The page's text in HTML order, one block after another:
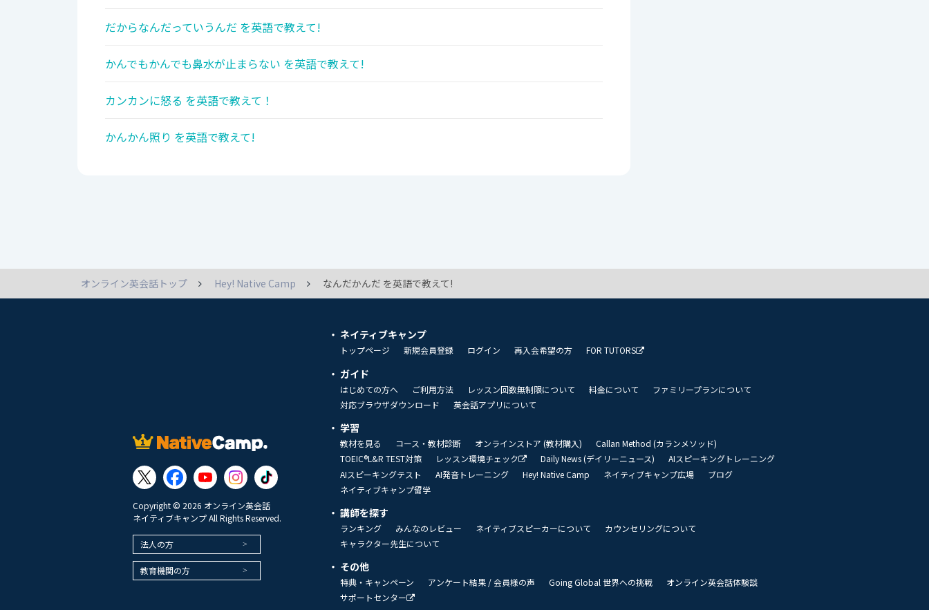
だからなんだっていうんだ を英語で教えて!
かんでもかんでも鼻水が止まらない を英語で教えて!
カンカンに怒る を英語で教えて！
かんかん照り を英語で教えて!
オンライン英会話トップ Hey! Native Camp なんだかんだ を英語で教えて!
Copyright © 2026 オンライン英会話
ネイティブキャンプ All Rights Reserved.
法人の方
教育機関の方
ネイティブキャンプ
トップページ 新規会員登録 ログイン 再入会希望の方 FOR TUTORS
ガイド
はじめての方へ ご利用方法 レッスン回数無制限について 料金について
ファミリープランについて
対応ブラウザダウンロード
英会話アプリについて
学習
教材を見る コース・教材診断 オンラインストア (教材購入)
Callan Method (カランメソッド)
TOEIC®L&R TEST対策
レッスン環境チェック Daily News (デイリーニュース)
AIスピーキングトレーニング
AIスピーキングテスト
AI発音トレーニング Hey! Native Camp ネイティブキャンプ広場
ブログ
ネイティブキャンプ留学
講師を探す
ランキング みんなのレビュー ネイティブスピーカーについて
カウンセリングについて
キャラクター先生について
その他
特典・キャンペーン アンケート結果 / 会員様の声 Going Global 世界への挑戦
オンライン英会話体験談
サポートセンター